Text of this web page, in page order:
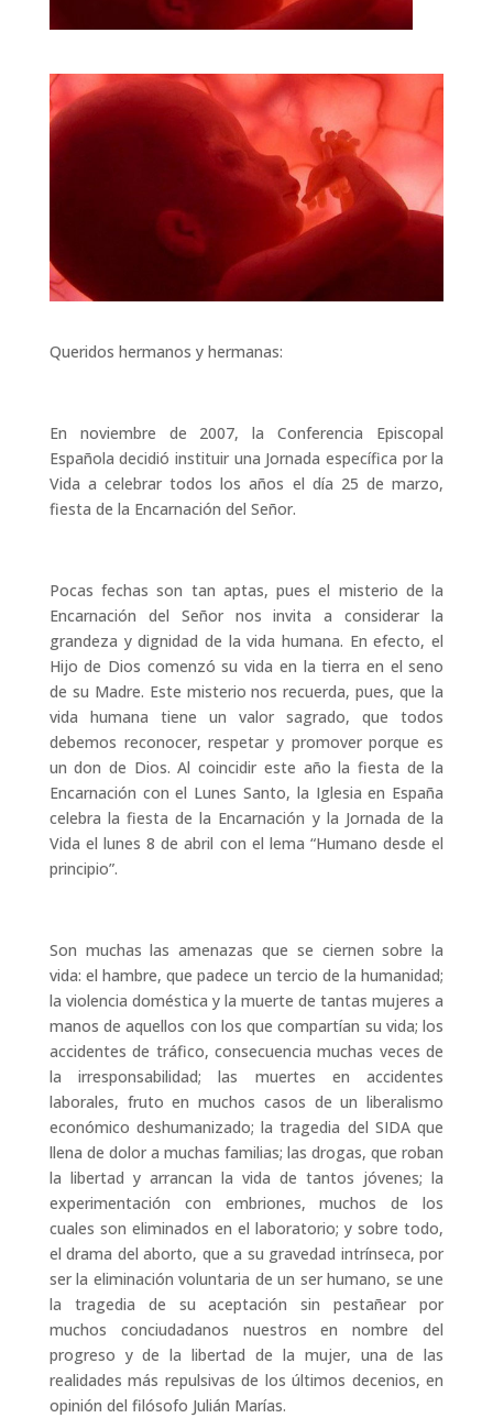
Queridos hermanos y hermanas:
En noviembre de 2007, la Conferencia Episcopal
Española decidió instituir una Jornada específica por la
Vida a celebrar todos los años el día 25 de marzo,
fiesta de la Encarnación del Señor.
Pocas fechas son tan aptas, pues el misterio de la
Encarnación del Señor nos invita a considerar la
grandeza y dignidad de la vida humana. En efecto, el
Hijo de Dios comenzó su vida en la tierra en el seno
de su Madre. Este misterio nos recuerda, pues, que la
vida humana tiene un valor sagrado, que todos
debemos reconocer, respetar y promover porque es
un don de Dios. Al coincidir este año la fiesta de la
Encarnación con el Lunes Santo, la Iglesia en España
celebra la fiesta de la Encarnación y la Jornada de la
Vida el lunes 8 de abril con el lema “Humano desde el
principio”.
Son muchas las amenazas que se ciernen sobre la
vida: el hambre, que padece un tercio de la humanidad;
la violencia doméstica y la muerte de tantas mujeres a
manos de aquellos con los que compartían su vida; los
accidentes de tráfico, consecuencia muchas veces de
la irresponsabilidad; las muertes en accidentes
laborales, fruto en muchos casos de un liberalismo
económico deshumanizado; la tragedia del SIDA que
llena de dolor a muchas familias; las drogas, que roban
la libertad y arrancan la vida de tantos jóvenes; la
experimentación con embriones, muchos de los
cuales son eliminados en el laboratorio; y sobre todo,
el drama del aborto, que a su gravedad intrínseca, por
ser la eliminación voluntaria de un ser humano, se une
la tragedia de su aceptación sin pestañear por
muchos conciudadanos nuestros en nombre del
progreso y de la libertad de la mujer, una de las
realidades más repulsivas de los últimos decenios, en
opinión del filósofo Julián Marías.